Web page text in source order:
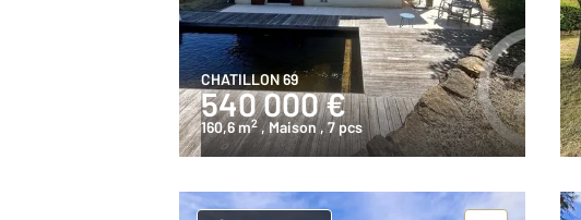
CHATILLON 69
540 000 €
160,6 m2 , Maison , 7 pcs